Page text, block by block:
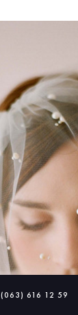
(063) 616 12 59